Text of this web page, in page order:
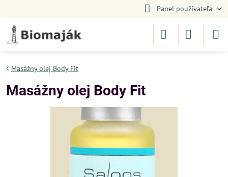
Panel používateľa
Masážny olej Body Fit
Masážny olej Body Fit